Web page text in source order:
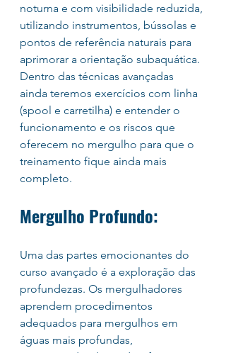
noturna e com visibilidade reduzida,
utilizando instrumentos, bússolas e
pontos de referência naturais para
aprimorar a orientação subaquática.
Dentro das técnicas avançadas
ainda teremos exercícios com linha
(spool e carretilha) e entender o
funcionamento e os riscos que
oferecem no mergulho para que o
treinamento fique ainda mais
completo.
Mergulho Profundo:
Uma das partes emocionantes do
curso avançado é a exploração das
profundezas. Os mergulhadores
aprendem procedimentos
adequados para mergulhos em
águas mais profundas,